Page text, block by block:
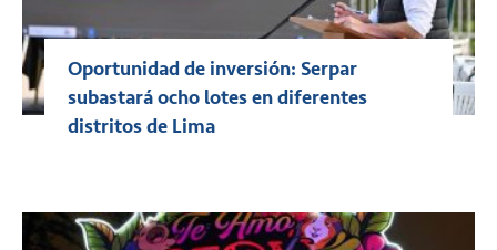
Oportunidad de inversión: Serpar
subastará ocho lotes en diferentes
distritos de Lima